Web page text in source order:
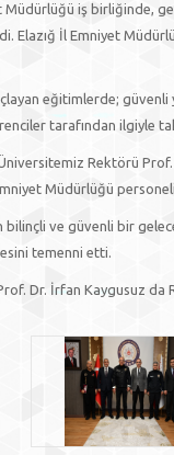
Müdürlüğü iş birliğinde,
Elazığ İl Emniyet
eğitimlerde; güvenli
tarafından ilgiyle
Rektörü
Müdürlüğü
ve güvenli bir
temenni etti.
Dr. İrfan Kaygusuz